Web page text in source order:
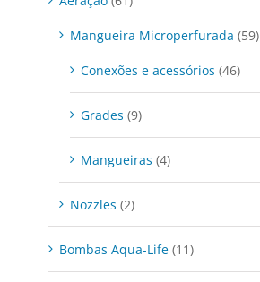
Mangueira Microperfurada (59)
Conexões e acessórios (46)
Grades (9)
Mangueiras (4)
Nozzles (2)
Bombas Aqua-Life (11)